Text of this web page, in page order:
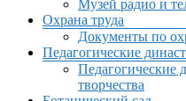
Музей радио и
Охрана труда
Документы по
Педагогические
творчества